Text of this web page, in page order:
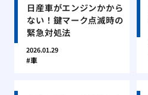
日産車がエンジンかから
ない！鍵マーク点滅時の
緊急対処法
2026.01.29
車